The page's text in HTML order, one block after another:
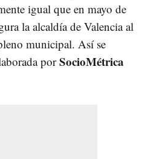
igual que en mayo de
la alcaldía de Valencia al
municipal. Así se
porSocioMétrica